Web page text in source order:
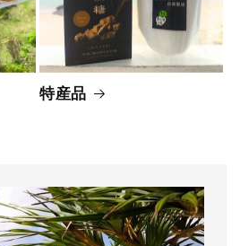
特産品